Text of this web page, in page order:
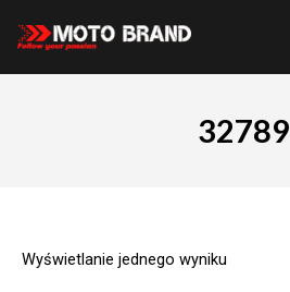
32789
Wyświetlanie jednego wyniku